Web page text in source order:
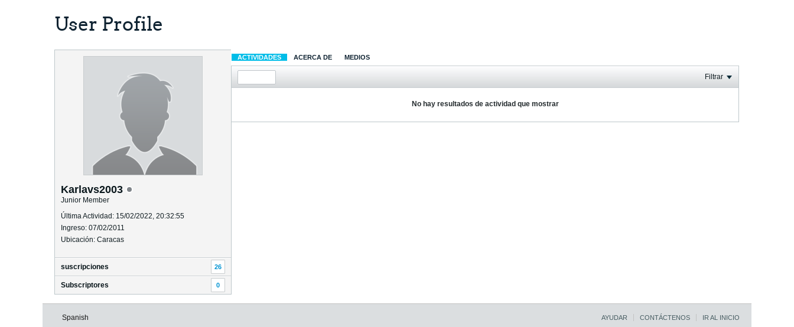
User Profile
Karlavs2003
Junior Member
Última Actividad: 15/02/2022, 20:32:55
Ingreso: 07/02/2011
Ubicación: Caracas
suscripciones 26
Subscriptores 0
ACTIVIDADES ACERCA DE MEDIOS
Filtrar
No hay resultados de actividad que mostrar
Spanish AYUDAR CONTÁCTENOS IR AL INICIO